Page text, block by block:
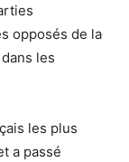
opposés de la
les
les plus
a passé